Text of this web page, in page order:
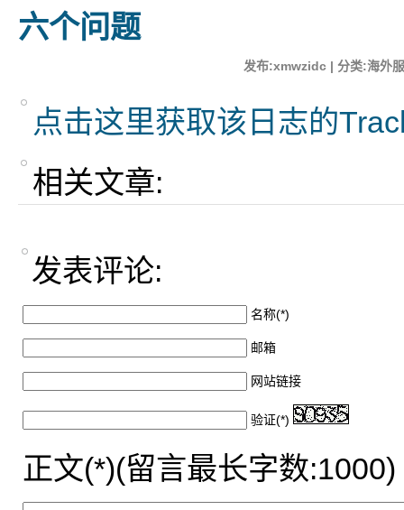
六个问题
发布:xmwzidc | 分类:海外
点击这里获取该日志的
相关文章:
发表评论:
名称(*)
邮箱
网站链接
验证(*)
正文(*)(留言最长字数:1000)